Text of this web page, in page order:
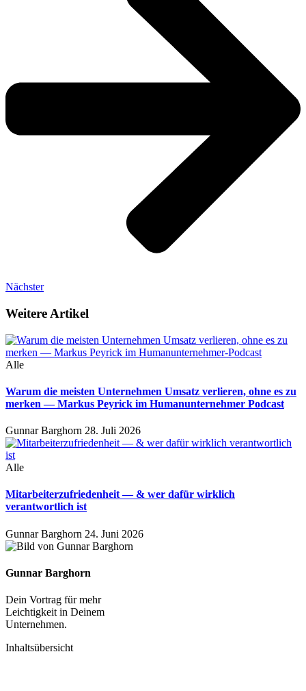
Nächster
Weitere Artikel
Alle
Warum die meisten Unternehmen Umsatz verlieren, ohne es zu
merken — Markus Peyrick im Humanunternehmer Podcast
Gunnar Barghorn 28. Juli 2026
Alle
Mitarbeiterzufriedenheit — & wer dafür wirklich
verantwortlich ist
Gunnar Barghorn 24. Juni 2026
Gunnar Barghorn
Dein Vortrag für mehr
Leichtigkeit in Deinem
Unternehmen.
Inhaltsübersicht